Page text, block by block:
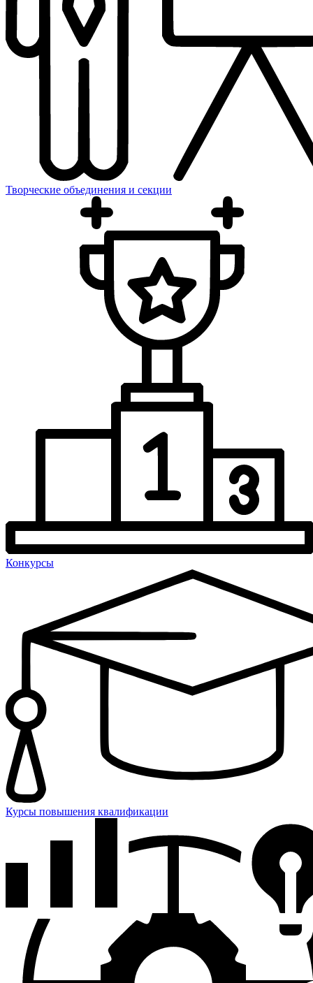
Творческие объединения и секции
Конкурсы
Курсы повышения квалификации